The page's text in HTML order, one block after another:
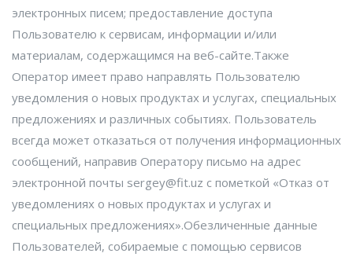
электронных писем; предоставление доступа
Пользователю к сервисам, информации и/или
материалам, содержащимся на веб-сайте.Также
Оператор имеет право направлять Пользователю
уведомления о новых продуктах и услугах, специальных
предложениях и различных событиях. Пользователь
всегда может отказаться от получения информационных
сообщений, направив Оператору письмо на адрес
электронной почты sergey@fit.uz с пометкой «Отказ от
уведомлениях о новых продуктах и услугах и
специальных предложениях».Обезличенные данные
Пользователей, собираемые с помощью сервисов